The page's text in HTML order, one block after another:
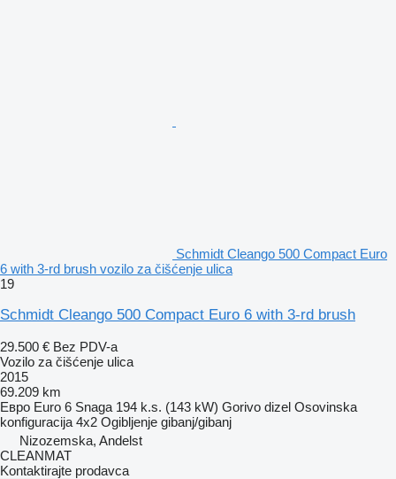
Schmidt Cleango 500 Compact Euro
6 with 3-rd brush vozilo za čišćenje ulica
19
Schmidt Cleango 500 Compact Euro 6 with 3-rd brush
29.500 € Bez PDV-a
Vozilo za čišćenje ulica
2015
69.209 km
Евро Euro 6 Snaga 194 k.s. (143 kW) Gorivo dizel Osovinska
konfiguracija 4x2 Ogibljenje gibanj/gibanj
Nizozemska, Andelst
CLEANMAT
Kontaktirajte prodavca